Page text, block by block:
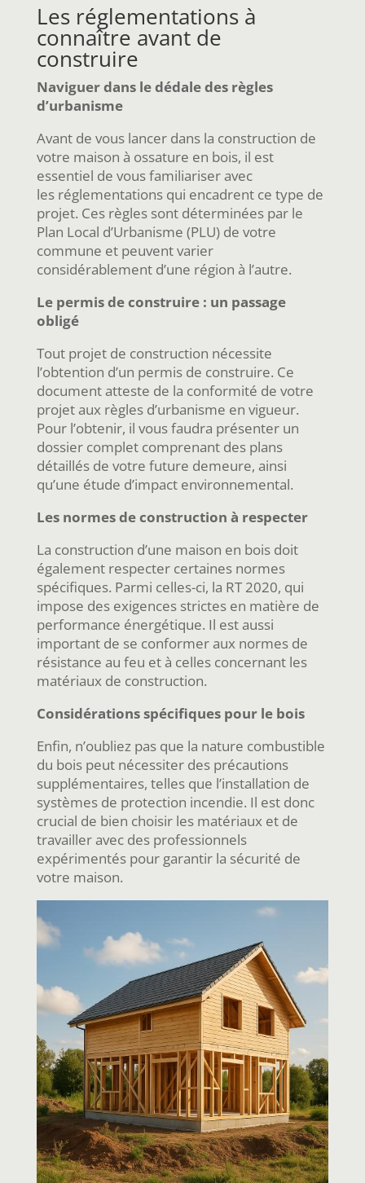
Les réglementations à
connaître avant de
construire
Naviguer dans le dédale des règles
d’urbanisme
Avant de vous lancer dans la construction de
votre maison à ossature en bois, il est
essentiel de vous familiariser avec
les réglementations qui encadrent ce type de
projet. Ces règles sont déterminées par le
Plan Local d’Urbanisme (PLU) de votre
commune et peuvent varier
considérablement d’une région à l’autre.
Le permis de construire : un passage
obligé
Tout projet de construction nécessite
l’obtention d’un permis de construire. Ce
document atteste de la conformité de votre
projet aux règles d’urbanisme en vigueur.
Pour l’obtenir, il vous faudra présenter un
dossier complet comprenant des plans
détaillés de votre future demeure, ainsi
qu’une étude d’impact environnemental.
Les normes de construction à respecter
La construction d’une maison en bois doit
également respecter certaines normes
spécifiques. Parmi celles-ci, la RT 2020, qui
impose des exigences strictes en matière de
performance énergétique. Il est aussi
important de se conformer aux normes de
résistance au feu et à celles concernant les
matériaux de construction.
Considérations spécifiques pour le bois
Enfin, n’oubliez pas que la nature combustible
du bois peut nécessiter des précautions
supplémentaires, telles que l’installation de
systèmes de protection incendie. Il est donc
crucial de bien choisir les matériaux et de
travailler avec des professionnels
expérimentés pour garantir la sécurité de
votre maison.